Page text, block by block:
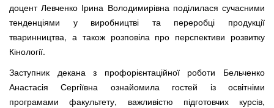
доцент Левченко Ірина Володимирівна поділилася сучасними
тенденціями у виробництві та переробці продукції
тваринництва, а також розповіла про перспективи розвитку
Кінології.
Заступник декана з профорієнтаційної роботи Бельченко
Анастасія Сергіївна ознайомила гостей із освітніми
програмами факультету, важливістю підготовчих курсів,